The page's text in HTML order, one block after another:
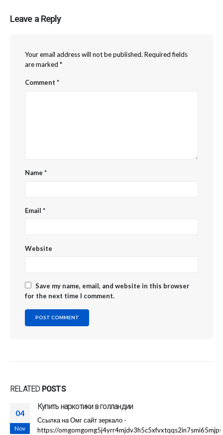
Leave a Reply
Your email address will not be published. Required fields
are marked *
Comment *
Name *
Email *
Website
Save my name, email, and website in this browser
for the next time I comment.
RELATED POSTS
04
Nov
Купить наркотики в голландии
Ссылка на Омг сайт зеркало -
https://